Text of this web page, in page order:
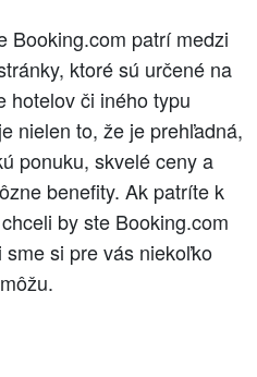
Booking.com patrí medzi
ktoré sú určené na
hotelov či iného typu
nielen to, že je prehľadná,
ponuku, skvelé ceny a
benefity. Ak patríte k
by ste Booking.com
si pre vás niekoľko